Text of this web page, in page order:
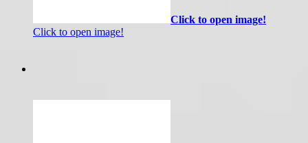
Click to open image!
Click to open image!